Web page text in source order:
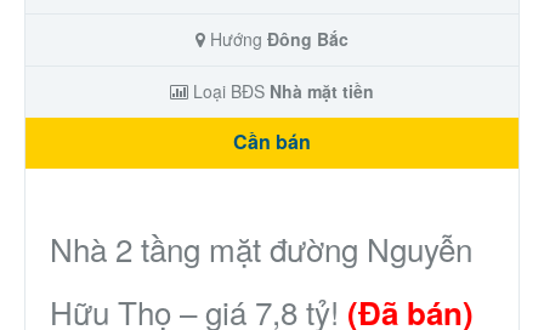
Đất ở
Biệt thự
Hướng Đông Bắc
Loại BĐS Nhà mặt tiền
Cần bán
Nhà 2 tầng mặt đường Nguyễn
Hữu Thọ – giá 7,8 tỷ! (Đã bán)